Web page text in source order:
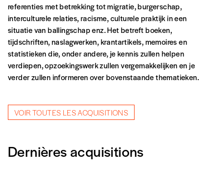
referenties met betrekking tot migratie, burgerschap,
interculturele relaties, racisme, culturele praktijk in een
situatie van ballingschap enz. Het betreft boeken,
tijdschriften, naslagwerken, krantartikels, memoires en
statistieken die, onder andere, je kennis zullen helpen
verdiepen, opzoekingswerk zullen vergemakkelijken en je
verder zullen informeren over bovenstaande thematieken.
VOIR TOUTES LES ACQUISITIONS
Dernières acquisitions